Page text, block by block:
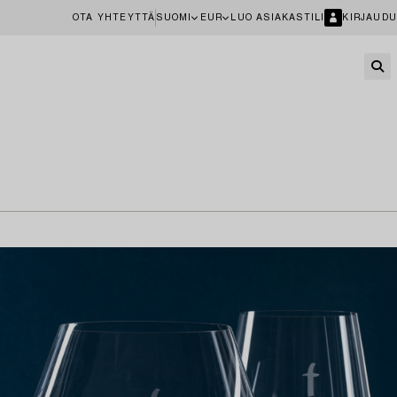
OTA YHTEYTTÄ SUOMI EUR LUO ASIAKASTILI KIRJAUDU